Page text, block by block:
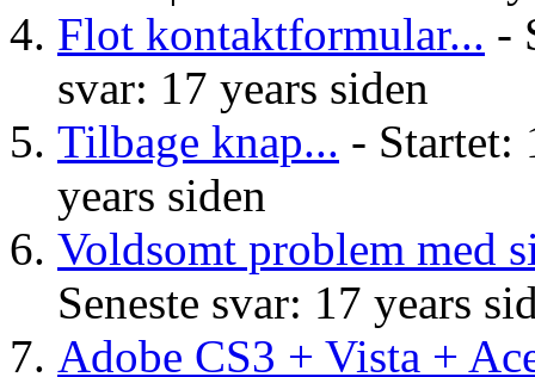
Flot kontaktformular... -
svar: 17 years siden
Tilbage knap... - Startet:
years siden
Voldsomt problem med
Seneste svar: 17 years
Adobe CS3 + Vista +